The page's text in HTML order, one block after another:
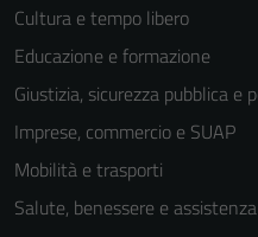
Cultura e tempo libero
Educazione e formazione
Giustizia, sicurezza pubblica e
Imprese, commercio e SUAP
Mobilità e trasporti
Salute, benessere e assistenza